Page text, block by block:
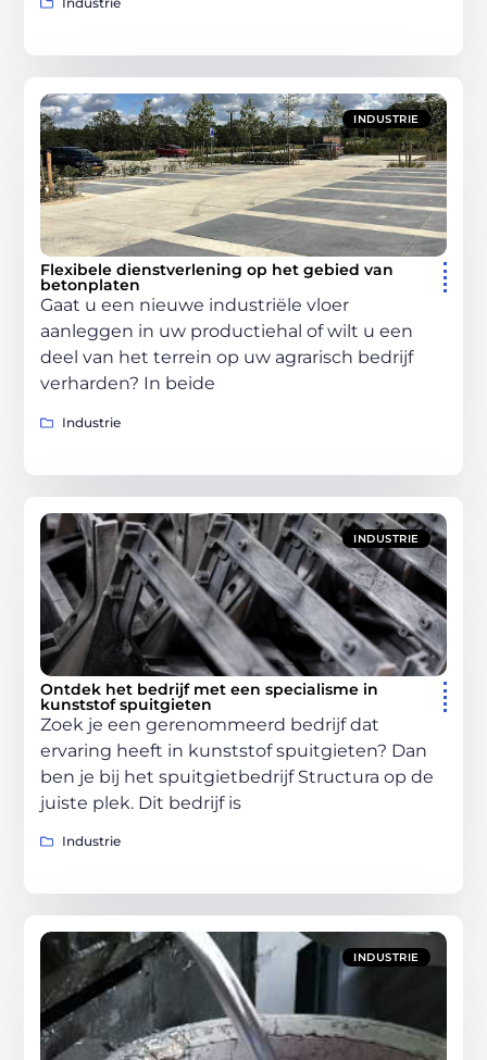
INDUSTRIE
Flexibele dienstverlening op het gebied van
betonplaten
Gaat u een nieuwe industriële vloer
aanleggen in uw productiehal of wilt u een
deel van het terrein op uw agrarisch bedrijf
verharden? In beide
Industrie
INDUSTRIE
Ontdek het bedrijf met een specialisme in
kunststof spuitgieten
Zoek je een gerenommeerd bedrijf dat
ervaring heeft in kunststof spuitgieten? Dan
ben je bij het spuitgietbedrijf Structura op de
juiste plek. Dit bedrijf is
Industrie
INDUSTRIE